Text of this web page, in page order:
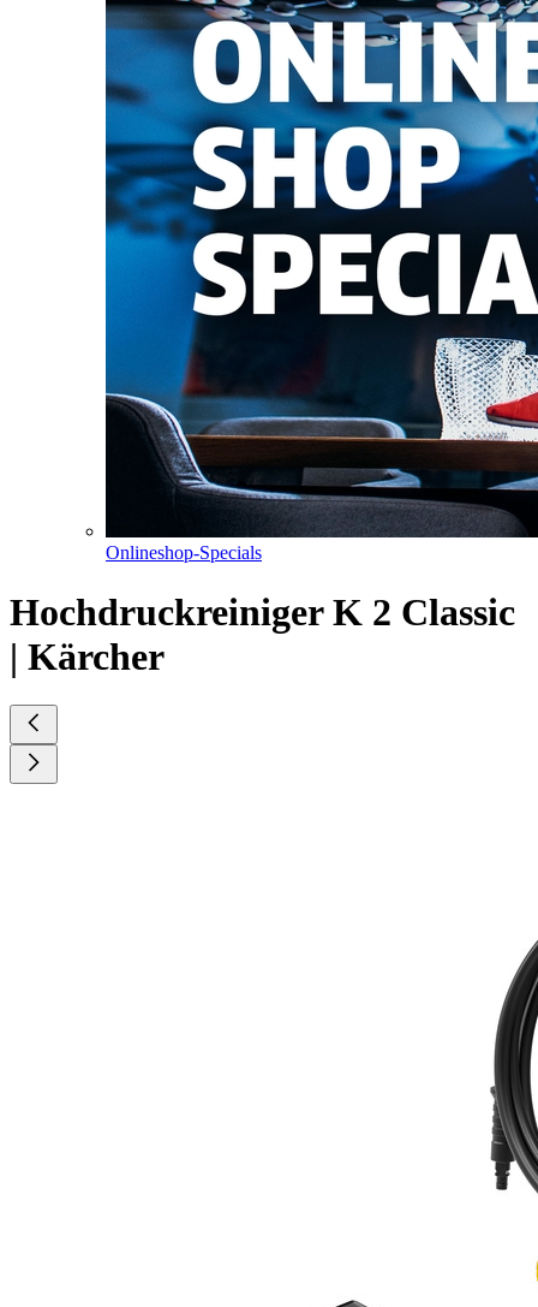
Onlineshop-Specials
Hochdruckreiniger K 2 Classic
| Kärcher